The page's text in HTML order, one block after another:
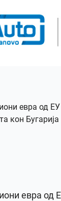
евра од